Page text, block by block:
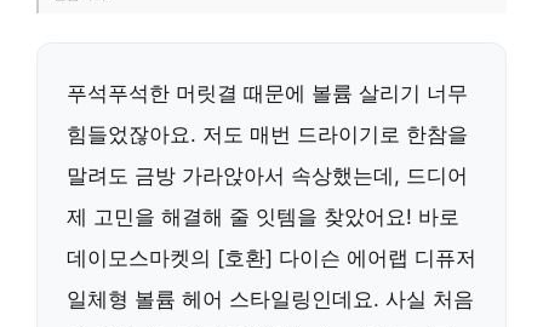
푸석푸석한 머릿결 때문에 볼륨 살리기 너무
힘들었잖아요. 저도 매번 드라이기로 한참을
말려도 금방 가라앉아서 속상했는데, 드디어
제 고민을 해결해 줄 잇템을 찾았어요! 바로
데이모스마켓의 [호환] 다이슨 에어랩 디퓨저
일체형 볼륨 헤어 스타일링인데요. 사실 처음